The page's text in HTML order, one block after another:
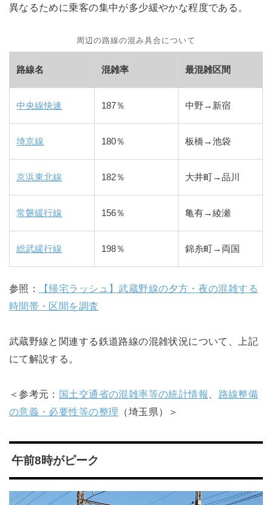
異なるために乗客の集中が多少緩やかな程度である。
周辺の路線の混み具合について
路線名 混雑率 最混雑区間
中央線快速 187％ 中野→新宿
埼京線 180％ 板橋→池袋
京浜東北線 182％ 大井町→品川
常磐緩行線 156％ 亀有→綾瀬
総武緩行線 198％ 錦糸町→両国
参照：
【帰宅ラッシュ】武蔵野線の夕方・夜の混雑する
時間帯・区間を調査
武蔵野線と関連する鉄道路線の混雑状況について、上記
にて解説する。
＜参考元： 国土交通省の混雑率等の統計情報
路線整備
の意義・必要性等の整理 （埼玉県）＞
午前8時がピーク